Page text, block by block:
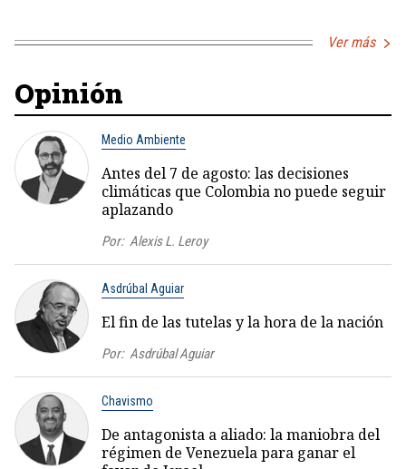
Ver más
Opinión
Medio Ambiente
Antes del 7 de agosto: las decisiones
climáticas que Colombia no puede seguir
aplazando
Por: Alexis L. Leroy
Asdrúbal Aguiar
El fin de las tutelas y la hora de la nación
Por: Asdrúbal Aguiar
Chavismo
De antagonista a aliado: la maniobra del
régimen de Venezuela para ganar el